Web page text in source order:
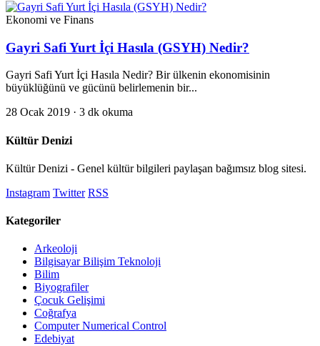
Ekonomi ve Finans
Gayri Safi Yurt İçi Hasıla (GSYH) Nedir?
Gayri Safi Yurt İçi Hasıla Nedir? Bir ülkenin ekonomisinin
büyüklüğünü ve gücünü belirlemenin bir...
28 Ocak 2019 · 3 dk okuma
Kültür Denizi
Kültür Denizi - Genel kültür bilgileri paylaşan bağımsız blog sitesi.
Instagram Twitter RSS
Kategoriler
Arkeoloji
Bilgisayar Bilişim Teknoloji
Bilim
Biyografiler
Çocuk Gelişimi
Coğrafya
Computer Numerical Control
Edebiyat